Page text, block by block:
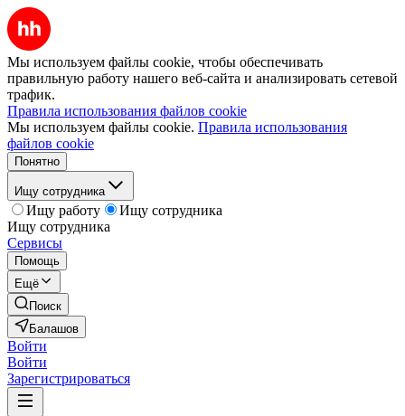
Мы используем файлы cookie, чтобы обеспечивать
правильную работу нашего веб-сайта и анализировать сетевой
трафик.
Правила использования файлов cookie
Мы используем файлы cookie. Правила использования
файлов cookie
Понятно
Ищу сотрудника
Ищу работу
Ищу сотрудника
Ищу сотрудника
Сервисы
Помощь
Ещё
Поиск
Балашов
Войти
Войти
Зарегистрироваться